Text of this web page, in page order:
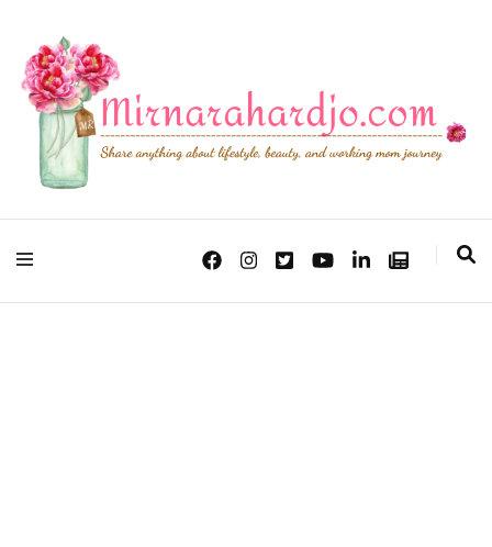
Mirna Rahardjo
Lifestyle, Beauty & Working Mom Journey